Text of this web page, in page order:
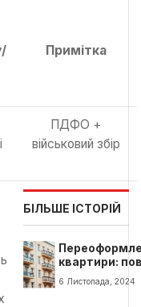
Примітка
ПДФО +
військовий збір
БІЛЬШЕ ІСТОРІЙ
квартири:
гід по
документах,
6 Листопада, 2024